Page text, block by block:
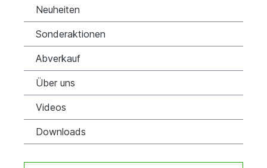
Neuheiten
Sonderaktionen
Abverkauf
Über uns
Videos
Downloads